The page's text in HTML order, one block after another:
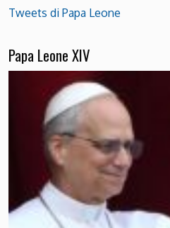
Tweets di Papa Leone
Papa Leone XIV